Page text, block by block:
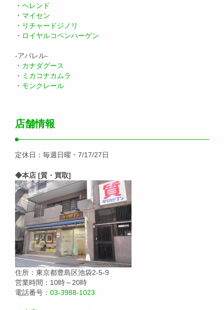
・ ヘレンド
・ マイセン
・ リチャードジノリ
・ ロイヤルコペンハーゲン
-アパレル-
・ カナダグース
・ ミカコナカムラ
・ モンクレール
店舗情報
定休日：毎週日曜・7/17/27日
◆本店 [質・買取]
住所：東京都豊島区池袋2-5-9
営業時間：10時～20時
電話番号： 03-3988-1023